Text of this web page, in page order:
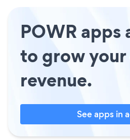
POWR apps
to grow
revenue.
See apps in